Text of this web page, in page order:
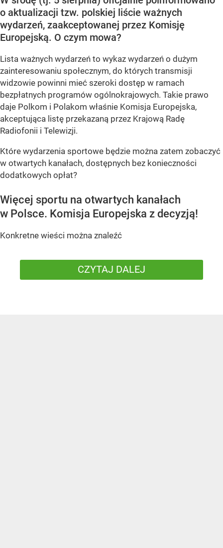
o aktualizacji tzw. polskiej liście ważnych
wydarzeń, zaakceptowanej przez Komisję
Europejską. O czym mowa?
Lista ważnych wydarzeń to wykaz wydarzeń o dużym
zainteresowaniu społecznym, do których transmisji
widzowie powinni mieć szeroki dostęp w ramach
bezpłatnych programów ogólnokrajowych. Takie prawo
daje Polkom i Polakom właśnie Komisja Europejska,
akceptująca listę przekazaną przez Krajową Radę
Radiofonii i Telewizji.
Które wydarzenia sportowe będzie można zatem zobaczyć
w otwartych kanałach, dostępnych bez konieczności
dodatkowych opłat?
Więcej sportu na otwartych kanałach
w Polsce. Komisja Europejska z decyzją!
Konkretne wieści można znaleźć
CZYTAJ DALEJ